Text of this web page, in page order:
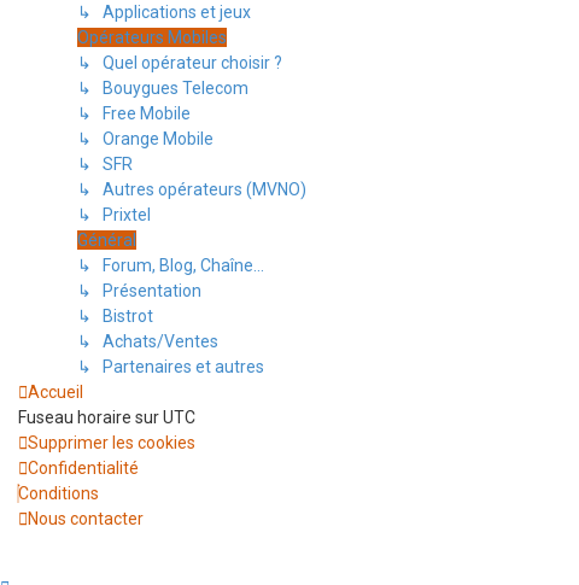
↳ Applications et jeux
Opérateurs Mobiles
↳ Quel opérateur choisir ?
↳ Bouygues Telecom
↳ Free Mobile
↳ Orange Mobile
↳ SFR
↳ Autres opérateurs (MVNO)
↳ Prixtel
Général
↳ Forum, Blog, Chaîne...
↳ Présentation
↳ Bistrot
↳ Achats/Ventes
↳ Partenaires et autres
Accueil
Fuseau horaire surUTC
Supprimer les cookies
Confidentialité
Conditions
Nous contacter